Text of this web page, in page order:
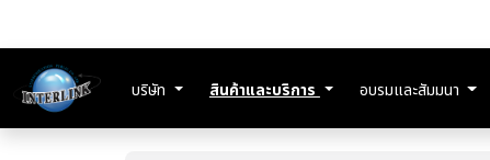
บริษัท สินค้าและบริการ อบรมและสัมมนา